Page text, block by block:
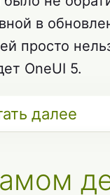
в
просто
OneUI 5.
далее